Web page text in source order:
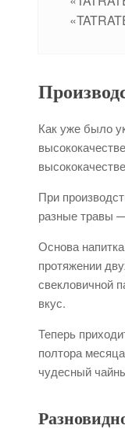
Как уже было
При
разные травы
Основа
протяжении
свекловичной
вкус.
Теперь
полтора
чудесный